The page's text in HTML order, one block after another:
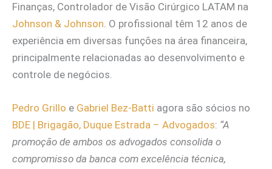
Finanças, Controlador de Visão Cirúrgico LATAM na
Johnson & Johnson. O profissional têm 12 anos de
experiência em diversas funções na área financeira,
principalmente relacionadas ao desenvolvimento e
controle de negócios.
Pedro Grillo e Gabriel Bez-Batti agora são sócios no
BDE | Brigagão, Duque Estrada – Advogados: “A
promoção de ambos os advogados consolida o
compromisso da banca com excelência técnica,